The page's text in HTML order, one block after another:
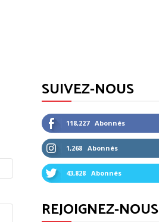
SUIVEZ-NOUS
118,227 Abonnés
1,268 Abonnés
43,828 Abonnés
REJOIGNEZ-NOUS